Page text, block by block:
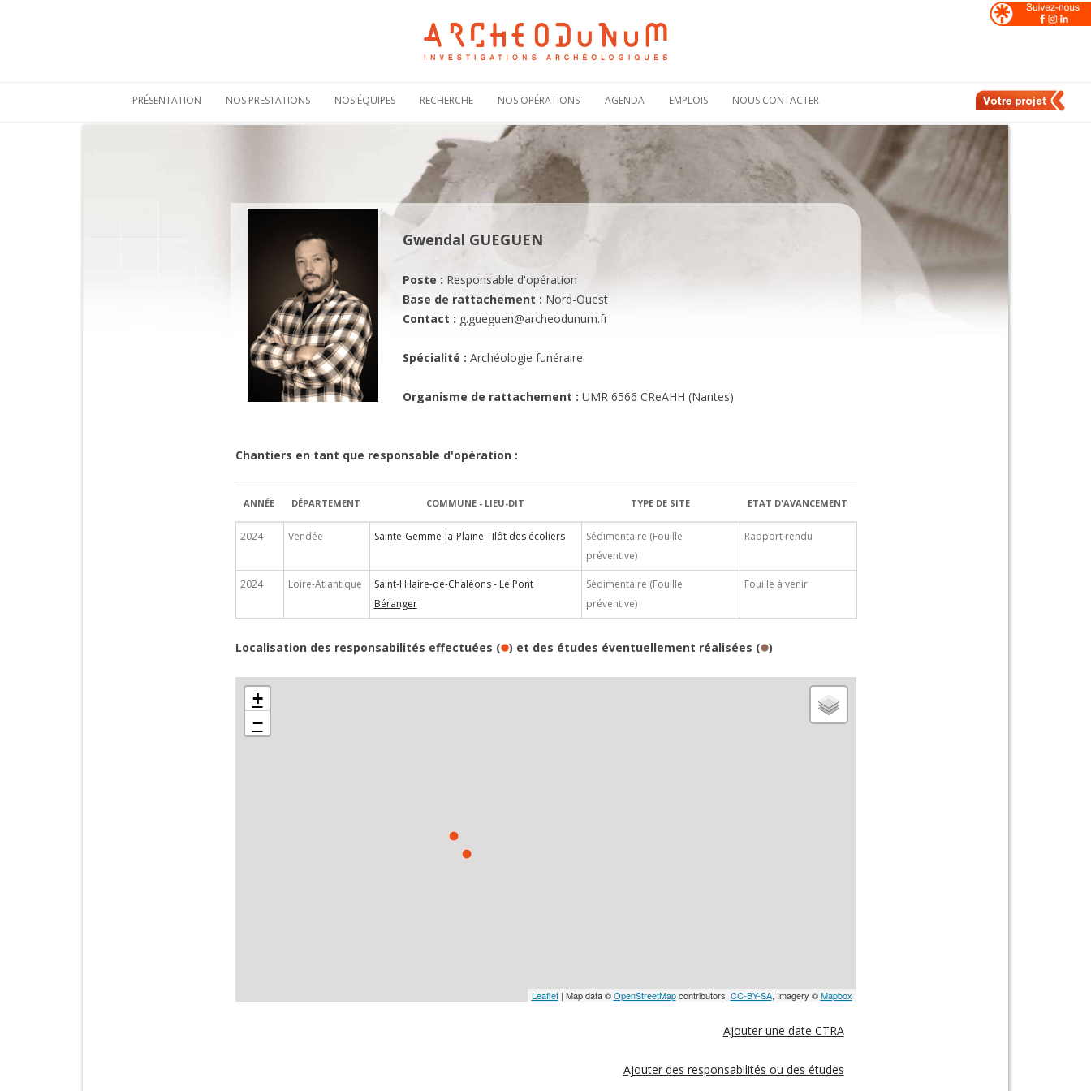
au
PRÉSENTATION NOS PRESTATIONS
Prestations
NOS ÉQUIPES RECHERCHE
scientifique
Notre
engagement
scientifique
NOS OPÉRATIONS
Carte des
opérations
Rechercher une
opération
Actualités de nos
Plaquettes de
présentation
AGENDA EMPLOIS
Candidature
Demande de
NOUS CONTACTER
Formulaire de
contact
Nos contacts en
France
Nos contacts en
Gwendal GUEGUEN
Poste : Responsable d'opération
Base de rattachement : Nord-Ouest
Contact : g.gueguen@archeodunum.fr
Spécialité : Archéologie funéraire
Organisme de rattachement : UMR 6566 CReAHH (Nantes)
Chantiers en tant que responsable d'opération :
ANNÉE DÉPARTEMENT COMMUNE - LIEU-DIT TYPE DE SITE ETAT D'AVANCEMENT
2024 Vendée Sainte-Gemme-la-Plaine - Ilôt des écoliers
Sédimentaire (Fouille
préventive)
Rapport rendu
2024 Loire-Atlantique
Saint-Hilaire-de-Chaléons - Le Pont
Béranger
Sédimentaire (Fouille
préventive)
Fouille à venir
Localisation des responsabilités effectuées ( ) et des études éventuellement réalisées ( )
+
−
Leaflet| Map data ©OpenStreetMapcontributors, CC-BY-SA, Imagery ©Mapbox
Ajouter une date CTRA
Ajouter des responsabilités ou des études